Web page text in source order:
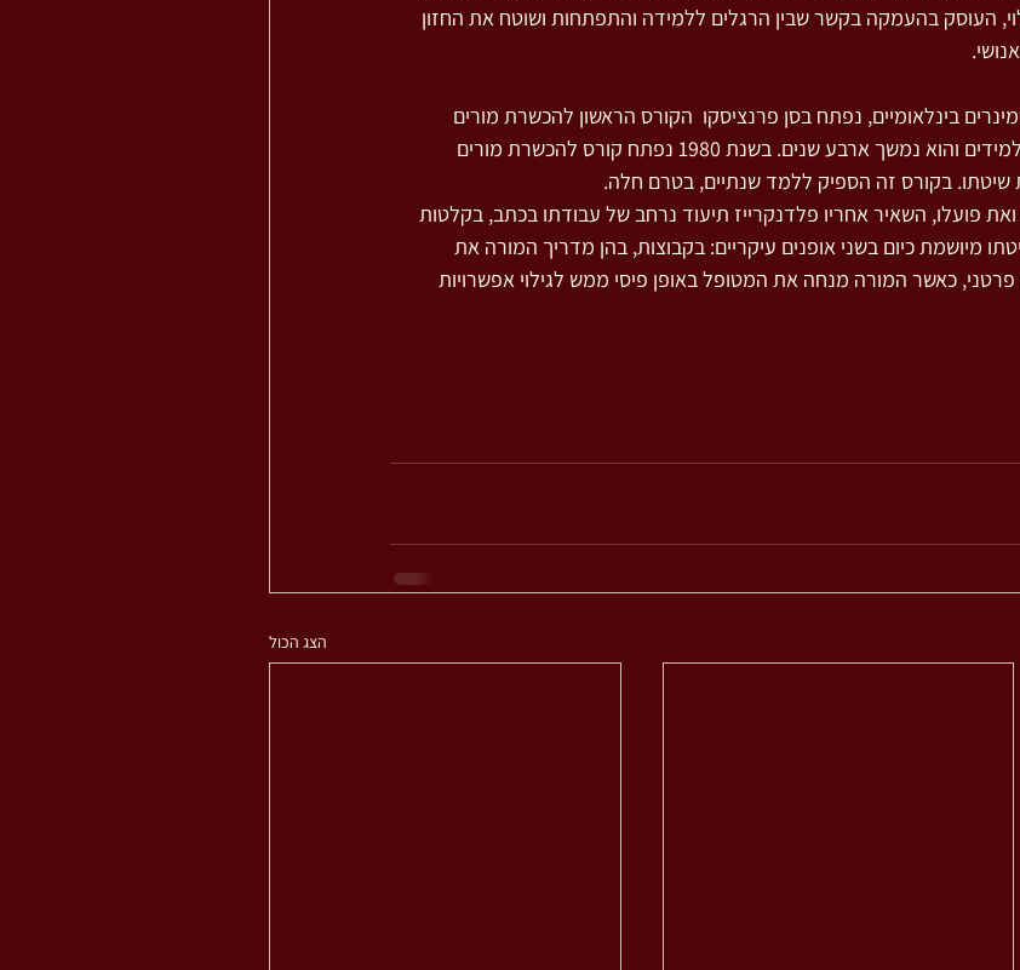
העוסק בהעמקה בקשר שבין הרגלים ללמידה והתפתחות ושוטח את החזון
בסמינרים בינלאומיים, נפתח בסן פרנציסקו  הקורס הראשון להכשרת מורים
בשיטתו. בקורס זה השתתפו 65 תלמידים והוא נמשך ארבע שנים. בשנת 1980 נפתח קורס להכשרת מורים
פועלו, השאיר אחריו פלדנקרייז תיעוד נרחב של עבודתו בכתב, בקלטות
מיושמת כיום בשני אופנים עיקריים: בקבוצות, בהן מדריך המורה את
פרטני, כאשר המורה מנחה את המטופל באופן פיסי ממש לגילוי אפשרויות
הצג הכול